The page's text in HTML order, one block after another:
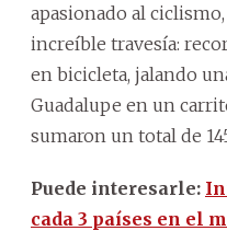
apasionado al
increíble travesía:
en bicicleta, jalando
Guadalupe en un
sumaron un total de
Puede interesarle:
cada 3 países en el